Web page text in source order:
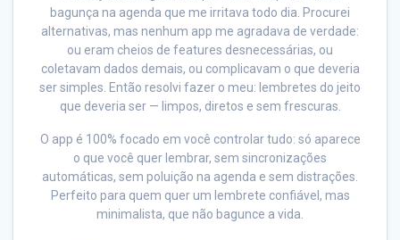
bagunça na agenda que me irritava todo dia. Procurei
alternativas, mas nenhum app me agradava de verdade:
ou eram cheios de features desnecessárias, ou
coletavam dados demais, ou complicavam o que deveria
ser simples. Então resolvi fazer o meu: lembretes do jeito
que deveria ser — limpos, diretos e sem frescuras.
O app é 100% focado em você controlar tudo: só aparece
o que você quer lembrar, sem sincronizações
automáticas, sem poluição na agenda e sem distrações.
Perfeito para quem quer um lembrete confiável, mas
minimalista, que não bagunce a vida.